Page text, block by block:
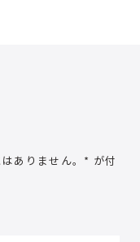
ありません。 * が付